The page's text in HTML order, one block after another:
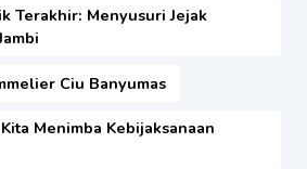
Terakhir: Menyusuri Jejak
Ciu Banyumas
Menimba Kebijaksanaan